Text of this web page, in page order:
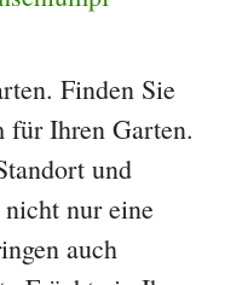
Finden Sie
für Ihren Garten.
und
nur eine
auch